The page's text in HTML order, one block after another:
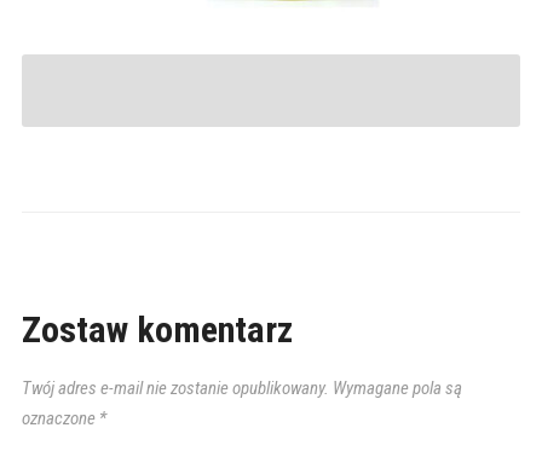
Zostaw komentarz
Twój adres e-mail nie zostanie opublikowany. Wymagane pola są
oznaczone *